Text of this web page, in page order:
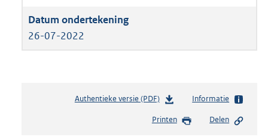
26-07-2022
Authentieke versie (PDF)b
s
Informatie
Printen Delen